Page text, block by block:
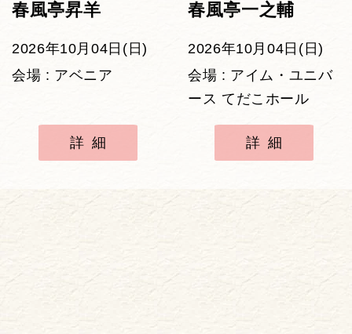
春風亭昇羊
2026年10月04日(日)
会場 : アベニア
詳細
春風亭一之輔
2026年10月04日(日)
会場 : アイム・ユニバ
ース てだこホール
詳細